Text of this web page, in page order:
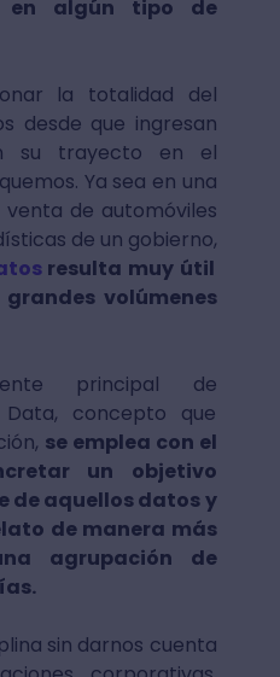
en algún tipo de
la totalidad del
desde que ingresan
su trayecto en el
Ya sea en una
de automóviles
de un gobierno,
resulta muy útil
volúmenes
principal de
concepto que
se emplea con el
un objetivo
de aquellos datos y
de manera más
agrupación de
sin darnos cuenta